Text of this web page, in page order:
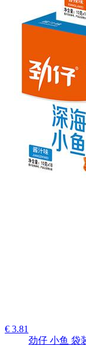
€ 3.81
劲仔 小鱼 袋